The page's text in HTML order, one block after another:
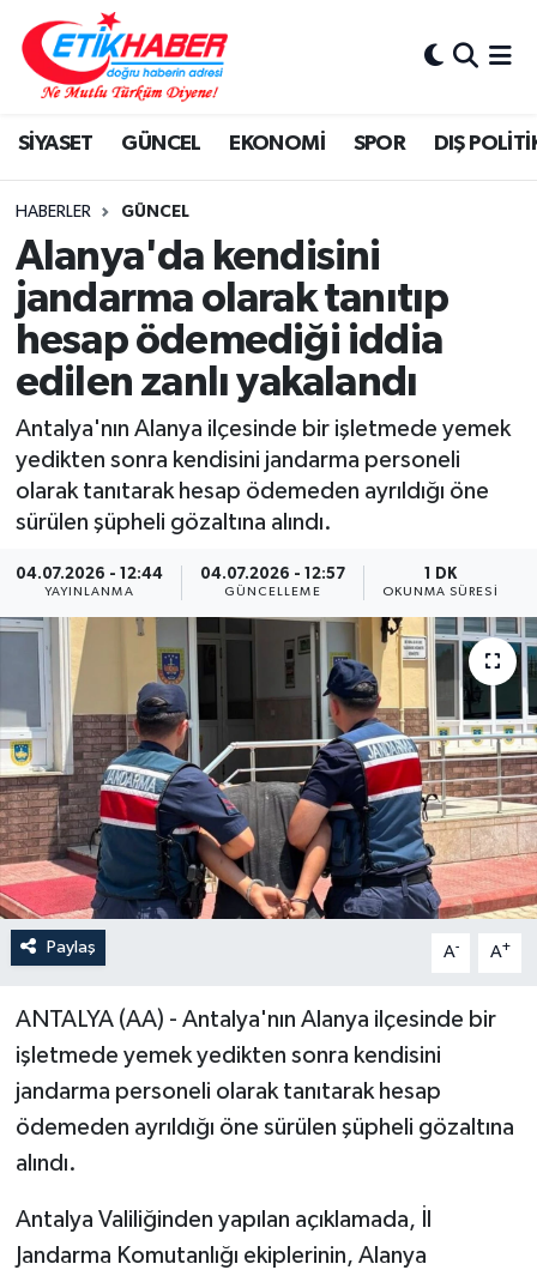
SİYASET GÜNCEL EKONOMİ SPOR DIŞ
HABERLER GÜNCEL
Alanya'da kendisini
jandarma olarak tanıtıp
hesap ödemediği iddia
edilen zanlı yakalandı
Antalya'nın Alanya ilçesinde bir işletmede yemek
yedikten sonra kendisini jandarma personeli
olarak tanıtarak hesap ödemeden ayrıldığı öne
sürülen şüpheli gözaltına alındı.
04.07.2026 - 12:44
YAYINLANMA
04.07.2026 - 12:57
GÜNCELLEME
1 DK
OKUNMA SÜRESI
Paylaş A- A+
ANTALYA (AA) - Antalya'nın Alanya ilçesinde bir
işletmede yemek yedikten sonra kendisini
jandarma personeli olarak tanıtarak hesap
ödemeden ayrıldığı öne sürülen şüpheli gözaltına
alındı.
Antalya Valiliğinden yapılan açıklamada, İl
Jandarma Komutanlığı ekiplerinin, Alanya
BİLİM-TEKNOLOJİ
DIŞ POLİTİKA
DÜNYA
EĞİTİM GENÇLİK
EKONOMİ
KÖŞE YAZILARI
KÜLTÜR-SANAT-MAGAZİN
MEDYA
ÖZEL HABER
RÖPORTAJLAR
SAĞLIK
SİYASET
GÜNCEL
SPOR
YAŞAM
Yerel
Nöbetçi Eczaneler
Hava Durumu
İstanbul Namaz Vakitleri
Trafik Durumu
Süper Lig Puan Durumu ve Fikstür
Tüm Manşetler
Son Dakika Haberleri
Haber Arşivi